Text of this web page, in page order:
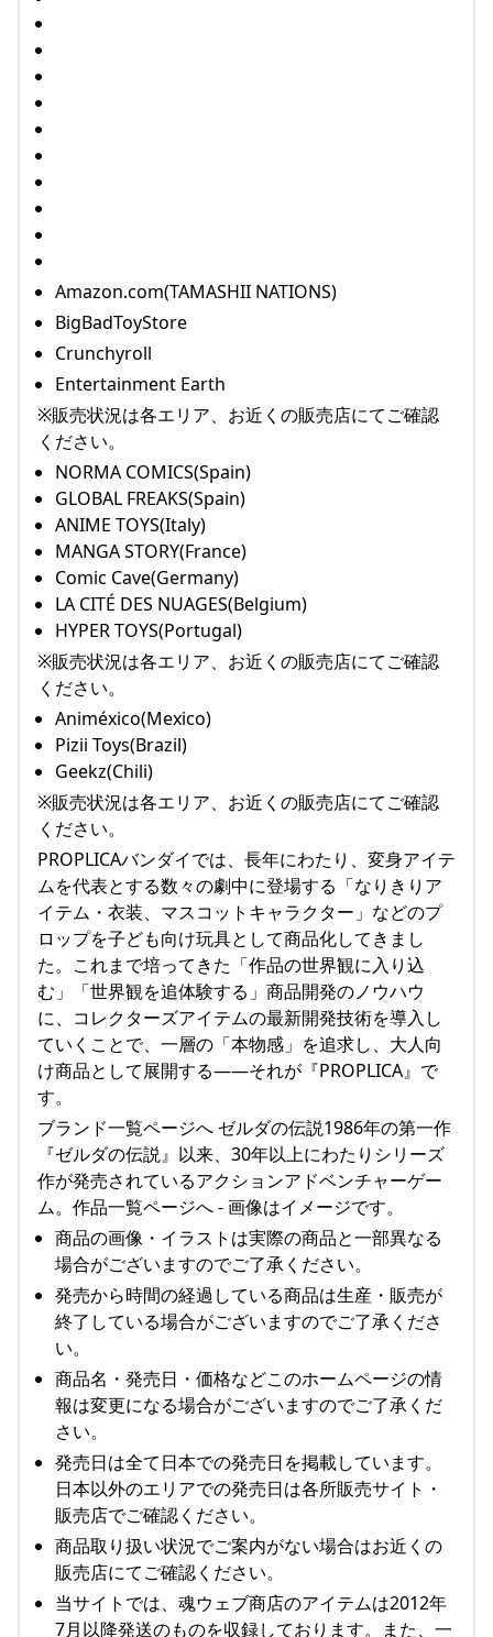
Amazon.com(TAMASHII NATIONS)
BigBadToyStore
Crunchyroll
Entertainment Earth
※販売状況は各エリア、お近くの販売店にてご確認
ください。
NORMA COMICS(Spain)
GLOBAL FREAKS(Spain)
ANIME TOYS(Italy)
MANGA STORY(France)
Comic Cave(Germany)
LA CITÉ DES NUAGES(Belgium)
HYPER TOYS(Portugal)
※販売状況は各エリア、お近くの販売店にてご確認
ください。
Animéxico(Mexico)
Pizii Toys(Brazil)
Geekz(Chili)
※販売状況は各エリア、お近くの販売店にてご確認
ください。
PROPLICAバンダイでは、長年にわたり、変身アイテ
ムを代表とする数々の劇中に登場する「なりきりア
イテム・衣装、マスコットキャラクター」などのプ
ロップを子ども向け玩具として商品化してきまし
た。これまで培ってきた「作品の世界観に入り込
む」「世界観を追体験する」商品開発のノウハウ
に、コレクターズアイテムの最新開発技術を導入し
ていくことで、一層の「本物感」を追求し、大人向
け商品として展開する——それが『PROPLICA』で
す。
ブランド一覧ページへ ゼルダの伝説1986年の第一作
『ゼルダの伝説』以来、30年以上にわたりシリーズ
作が発売されているアクションアドベンチャーゲー
ム。作品一覧ページへ - 画像はイメージです。
商品の画像・イラストは実際の商品と一部異なる
場合がございますのでご了承ください。
発売から時間の経過している商品は生産・販売が
終了している場合がございますのでご了承くださ
い。
商品名・発売日・価格などこのホームページの情
報は変更になる場合がございますのでご了承くだ
さい。
発売日は全て日本での発売日を掲載しています。
日本以外のエリアでの発売日は各所販売サイト・
販売店でご確認ください。
商品取り扱い状況でご案内がない場合はお近くの
販売店にてご確認ください。
当サイトでは、魂ウェブ商店のアイテムは2012年
7月以降発送のものを収録しております。また、一